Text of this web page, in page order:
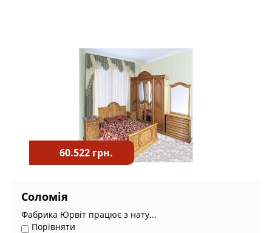
60.522 грн.
Соломія
Фабрика Юрвіт працює з нату...
Порівняти